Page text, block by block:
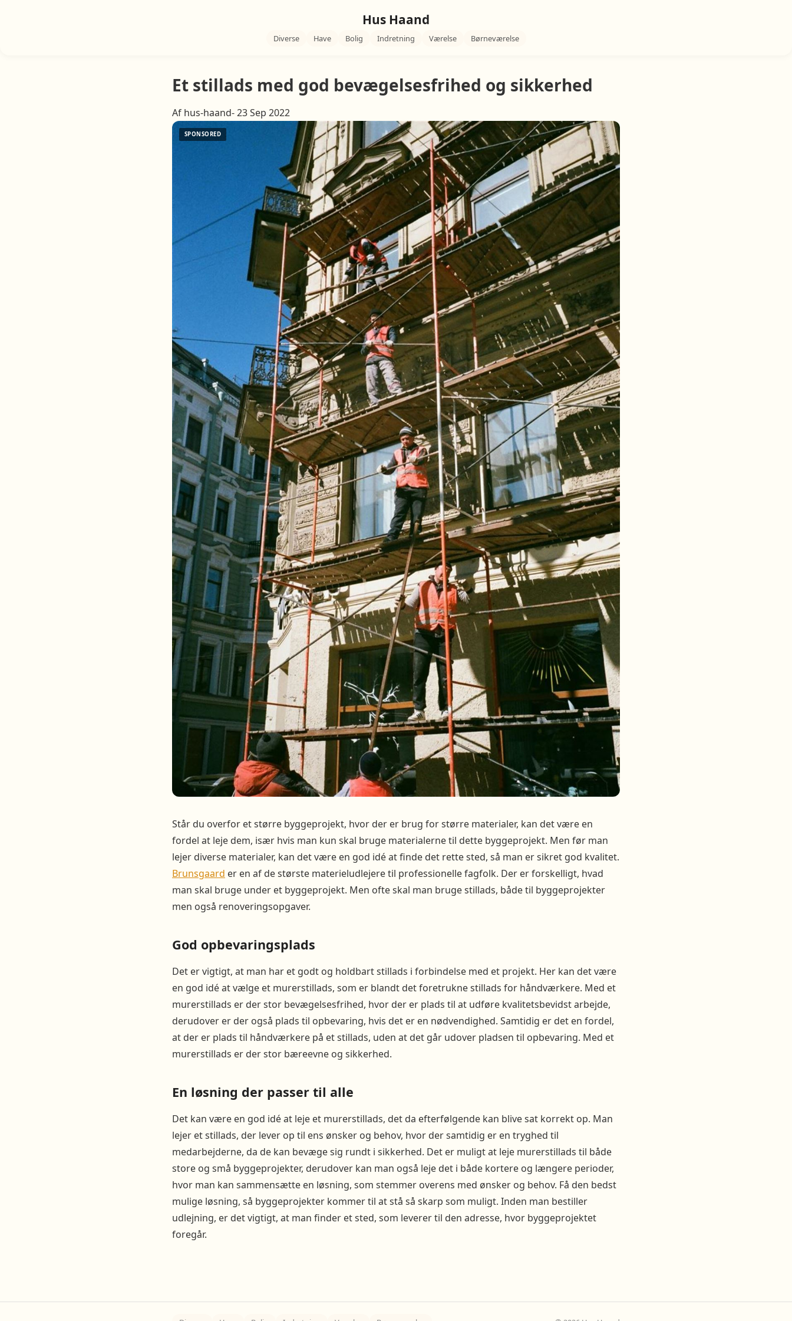
Hus Haand
Diverse Have Bolig Indretning Værelse Børneværelse
Et stillads med god bevægelsesfrihed og sikkerhed
Af hus-haand- 23 Sep 2022
Står du overfor et større byggeprojekt, hvor der er brug for større materialer, kan det være en
fordel at leje dem, især hvis man kun skal bruge materialerne til dette byggeprojekt. Men før man
lejer diverse materialer, kan det være en god idé at finde det rette sted, så man er sikret god kvalitet.
Brunsgaard er en af de største materieludlejere til professionelle fagfolk. Der er forskelligt, hvad
man skal bruge under et byggeprojekt. Men ofte skal man bruge stillads, både til byggeprojekter
men også renoveringsopgaver.
God opbevaringsplads
Det er vigtigt, at man har et godt og holdbart stillads i forbindelse med et projekt. Her kan det være
en god idé at vælge et murerstillads, som er blandt det foretrukne stillads for håndværkere. Med et
murerstillads er der stor bevægelsesfrihed, hvor der er plads til at udføre kvalitetsbevidst arbejde,
derudover er der også plads til opbevaring, hvis det er en nødvendighed. Samtidig er det en fordel,
at der er plads til håndværkere på et stillads, uden at det går udover pladsen til opbevaring. Med et
murerstillads er der stor bæreevne og sikkerhed.
En løsning der passer til alle
Det kan være en god idé at leje et murerstillads, det da efterfølgende kan blive sat korrekt op. Man
lejer et stillads, der lever op til ens ønsker og behov, hvor der samtidig er en tryghed til
medarbejderne, da de kan bevæge sig rundt i sikkerhed. Det er muligt at leje murerstillads til både
store og små byggeprojekter, derudover kan man også leje det i både kortere og længere perioder,
hvor man kan sammensætte en løsning, som stemmer overens med ønsker og behov. Få den bedst
mulige løsning, så byggeprojekter kommer til at stå så skarp som muligt. Inden man bestiller
udlejning, er det vigtigt, at man finder et sted, som leverer til den adresse, hvor byggeprojektet
foregår.